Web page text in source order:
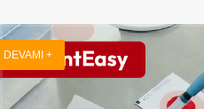
DEVAMI +